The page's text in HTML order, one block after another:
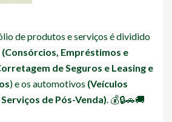
de produtos e serviços é dividido
(Consórcios, Empréstimos e
de Seguros e Leasing e
) e os automotivos (Veículos
de Pós-Venda). 💰🔒🚗🚚